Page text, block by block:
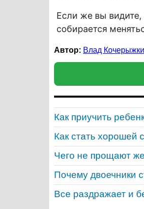
Если же вы
собирается
Автор: Влад
Как приучить
Как стать хорошей
Чего не прощают
Почему двоечники
Все раздражает и